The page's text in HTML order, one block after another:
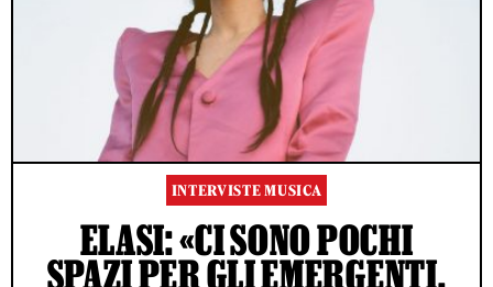
INTERVISTE MUSICA
ELASI: «CI SONO POCHI
SPAZI PER GLI EMERGENTI,